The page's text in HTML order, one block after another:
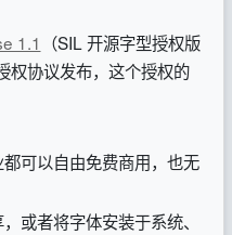
1.1 （SIL 开源字型授权版
权协议发布，这个授权的
可以自由免费商用，也无
或者将字体安装于系统、